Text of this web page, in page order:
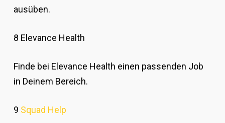
ausüben.
8 Elevance Health
Finde bei Elevance Health einen passenden Job
in Deinem Bereich.
9 Squad Help